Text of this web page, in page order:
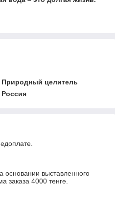
Природный целитель
Россия
основании выставленного
заказа 4000 тенге.